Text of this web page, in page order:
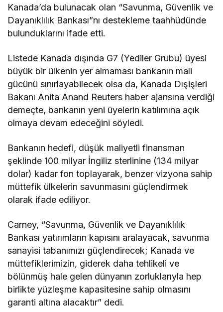
Kanada’da bulunacak olan “Savunma, Güvenlik ve
Dayanıklılık Bankası”nı destekleme taahhüdünde
bulunduklarını ifade etti.
Listede Kanada dışında G7 (Yediler Grubu) üyesi
büyük bir ülkenin yer almaması bankanın mali
gücünü sınırlayabilecek olsa da, Kanada Dışişleri
Bakanı Anita Anand Reuters haber ajansına verdiği
demeçte, bankanın yeni üyelerin katılımına açık
olmaya devam edeceğini söyledi.
Bankanın hedefi, düşük maliyetli finansman
şeklinde 100 milyar İngiliz sterlinine (134 milyar
dolar) kadar fon toplayarak, benzer vizyona sahip
müttefik ülkelerin savunmasını güçlendirmek
olarak ifade ediliyor.
Carney, “Savunma, Güvenlik ve Dayanıklılık
Bankası yatırımların kapısını aralayacak, savunma
sanayisi tabanımızı güçlendirecek; Kanada ve
müttefiklerimizin, giderek daha tehlikeli ve
bölünmüş hale gelen dünyanın zorluklarıyla hep
birlikte yüzleşme kapasitesine sahip olmasını
garanti altına alacaktır” dedi.